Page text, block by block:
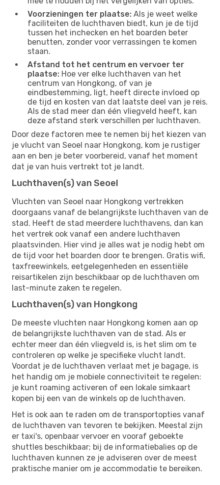
Voorzieningen ter plaatse: Als je weet welke
faciliteiten de luchthaven biedt, kun je de tijd
tussen het inchecken en het boarden beter
benutten, zonder voor verrassingen te komen
staan.
Afstand tot het centrum en vervoer ter
plaatse: Hoe ver elke luchthaven van het
centrum van Hongkong, of van je
eindbestemming, ligt, heeft directe invloed op
de tijd en kosten van dat laatste deel van je reis.
Als de stad meer dan één vliegveld heeft, kan
deze afstand sterk verschillen per luchthaven.
Door deze factoren mee te nemen bij het kiezen van
je vlucht van Seoel naar Hongkong, kom je rustiger
aan en ben je beter voorbereid, vanaf het moment
dat je van huis vertrekt tot je landt.
Luchthaven(s) van Seoel
Vluchten van Seoel naar Hongkong vertrekken
doorgaans vanaf de belangrijkste luchthaven van de
stad. Heeft de stad meerdere luchthavens, dan kan
het vertrek ook vanaf een andere luchthaven
plaatsvinden. Hier vind je alles wat je nodig hebt om
de tijd voor het boarden door te brengen. Gratis wifi,
taxfreewinkels, eetgelegenheden en essentiële
reisartikelen zijn beschikbaar op de luchthaven om
last-minute zaken te regelen.
Luchthaven(s) van Hongkong
De meeste vluchten naar Hongkong komen aan op
de belangrijkste luchthaven van de stad. Als er
echter meer dan één vliegveld is, is het slim om te
controleren op welke je specifieke vlucht landt.
Voordat je de luchthaven verlaat met je bagage, is
het handig om je mobiele connectiviteit te regelen:
je kunt roaming activeren of een lokale simkaart
kopen bij een van de winkels op de luchthaven.
Het is ook aan te raden om de transportopties vanaf
de luchthaven van tevoren te bekijken. Meestal zijn
er taxi's, openbaar vervoer en vooraf geboekte
shuttles beschikbaar; bij de informatiebalies op de
luchthaven kunnen ze je adviseren over de meest
praktische manier om je accommodatie te bereiken.